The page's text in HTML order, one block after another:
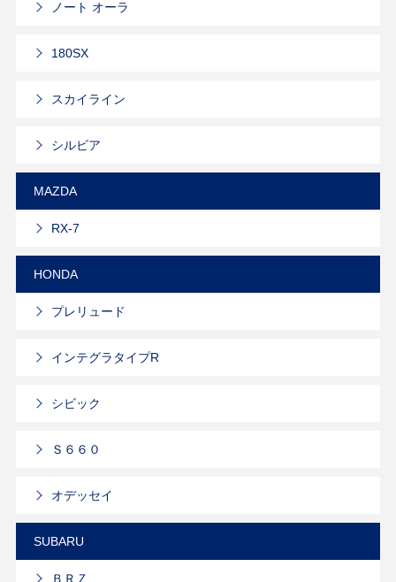
ノート オーラ
180SX
スカイライン
シルビア
MAZDA
RX-7
HONDA
プレリュード
インテグラタイプR
シビック
Ｓ６６０
オデッセイ
SUBARU
ＢＲＺ